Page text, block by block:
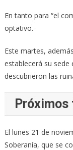
En tanto para “el
optativo.
Este martes,
establecerá su sede
descubrieron las
El lunes 21 de
Soberanía, que se